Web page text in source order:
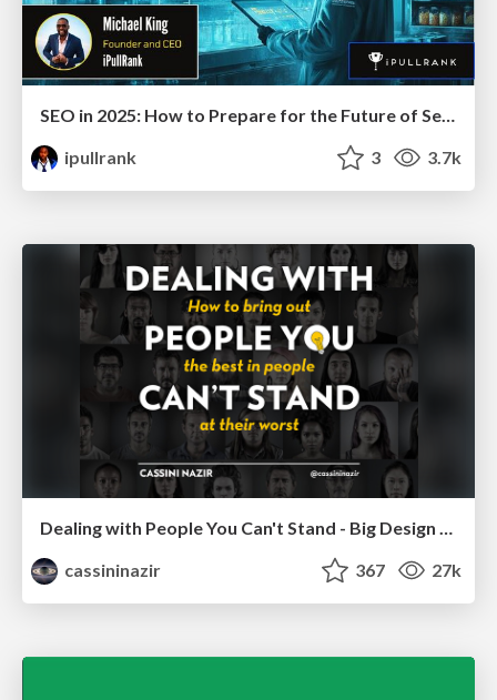
ipullrank
3 3.7k
Dealing with People You Can't Stand - Big Design 2015
cassininazir
367 27k